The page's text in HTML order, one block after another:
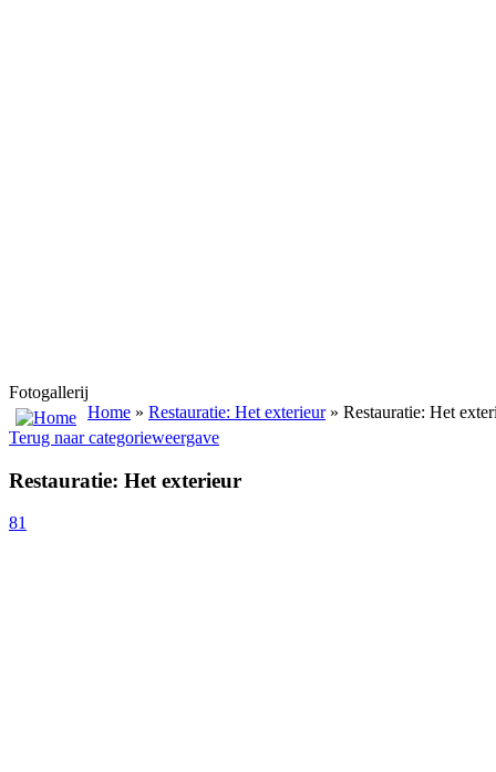
Fotogallerij
Home » Restauratie: Het exterieur» Restauratie: Het
Terug naar categorieweergave
Restauratie: Het exterieur
81